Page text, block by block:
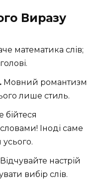
Виразу
математика слів;
Мовний романтизм
лише стиль.
бійтеся
Іноді саме
Відчувайте настрій
вибір слів.